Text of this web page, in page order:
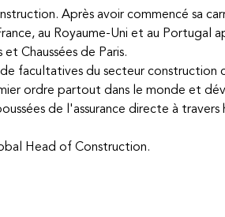
Après avoir commencé sa
au Royaume-Uni et au Portugal
Chaussées de Paris.
facultatives du secteur construction
ordre partout dans le monde et
de l'assurance directe à travers
Head of Construction.